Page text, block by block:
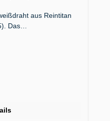
aus Reintitan
Das…